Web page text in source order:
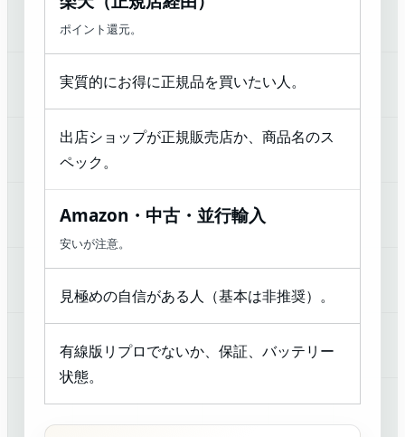
ポイント還元。
実質的にお得に正規品を買いたい人。
出店ショップが正規販売店か、商品名のス
ペック。
Amazon・中古・並行輸入
安いが注意。
見極めの自信がある人（基本は非推奨）。
有線版リプロでないか、保証、バッテリー
状態。